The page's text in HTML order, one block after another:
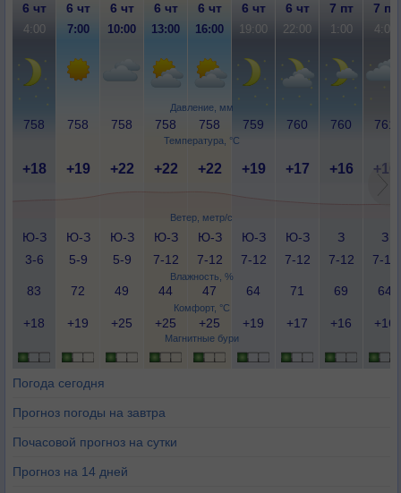
Давление, мм
Температура, °C
Ветер, метр/с
Влажность, %
Комфорт, °C
Магнитные бури
6 чт 6 чт 6 чт 6 чт 6 чт 6 чт 6 чт 7 пт 7 пт
4:00 7:00 10:00 13:00 16:00 19:00 22:00 1:00 4:00
758 758 758 758 758 759 760 760 761
+18 +19 +22 +22 +22 +19 +17 +16 +16
Ю-З
3-6
Ю-З
5-9
Ю-З
5-9
Ю-З
7-12
Ю-З
7-12
Ю-З
7-12
Ю-З
7-12
З
7-12
З
7-12
83 72 49 44 47 64 71 69 64
+18 +19 +25 +25 +25 +19 +17 +16 +16
Погода сегодня
Прогноз погоды на завтра
Почасовой прогноз на сутки
Прогноз на 14 дней